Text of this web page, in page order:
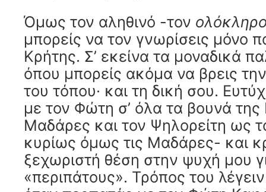
Όμως τον αληθινό -τον
μπορείς να τον γνωρίσεις μόνο
Κρήτης. Σ’ εκείνα τα μοναδικά
όπου μπορείς ακόμα να βρεις
του τόπου· και τη δική σου.
με τον Φώτη σ’ όλα τα βουνά της
Μαδάρες και τον Ψηλορείτη ως
κυρίως όμως τις Μαδάρες- και
ξεχωριστή θέση στην ψυχή μου
«περιπάτους». Τρόπος του λέγειν